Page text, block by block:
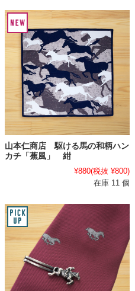
山本仁商店 駆ける馬の和柄ハン
カチ「蕉風」 紺
¥880(税抜 ¥800)
在庫 11 個